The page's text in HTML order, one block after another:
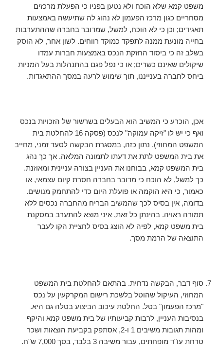
משפט קמא שלא הוכח ולא נטען בפניו כי הפעלת מרכזים
מסחריים כגון מרכז הפעמון לא נהוג לה שתיעשה באמצעות
תאגידים; וכן כי לא הוכח, למשל, שמדובר בחברה שההתערבות
בחייה מונעת ממנה לתפקד כמוקד רווחים. לשון אחר, לא הוסק
בשלב זה כי ביסוד החזקת הנכס באמצעות חברות עמדו
שיקולים שאינם כשרים; או כי נפל פגם בהתנהלות בעל המניות
ביחס לחברה בענייננו, תוך שימוש לרעה במסך ההתאגדות.
אכן, הוכרע כי המשיב הוא הבעלים בשרשור של הזכויות בנכס
ואף כי יש לו "זיקה עמוקה" לנכס (פסקה 16 להחלטת בית
המשפט המחוזי). נתון כזה, במסגרת הבקשה לסעד זמני, מחייב
את בית המשפט לתת את דעתו לתמונה המלאה. אך כך נהג
בית המשפט קמא, בבוחנו את העניין בצורה עניינית ומאוזנת.
כך למשל, לא הוכח כי מדובר בחברה חסרת קיום עצמאי, או
כאמור, כי היא הוקמה או פועלת היום כדי להתחמק מנושים.
בדומה, אין בסיס לכך שהמשיב הבריח מהחברה נכסים ללא
תמורה ראויה. בהינתן כל זאת, איני מוצא להתערב במסקנת
בית משפט קמא, לפיה לא הוצג בסיס לחציית הקו לעבר
התוצאה של הרמת מסך.
סוף דבר, הבקשה נדחית. בהתאם להחלטת בית המשפט
המחוזי, העיקול שהוטל בלשכת רישום המקרקעין על נכס
"מרכז הפעמון" בטל. החלטת עיכוב הביצוע בטלה גם היא.
בנסיבות העניין, לרבות קביעותיו של בית משפט קמא והיקף
ומהות תגובות משיבים 1 ו-2, אסתפק בקביעת הוצאות ושכר
טרחת עו"ד מופחתים, עבור משיבה 3 בלבד, בסך 7,000 ש"ח.